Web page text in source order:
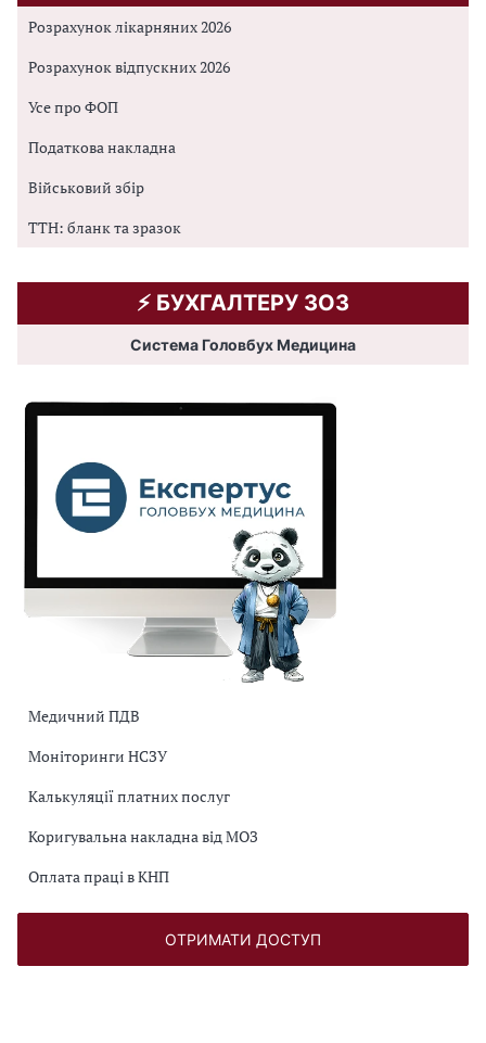
Розрахунок лікарняних 2026
Розрахунок відпускних 2026
Усе про ФОП
Податкова накладна
Військовий збір
ТТН: бланк та зразок
⚡️ БУХГАЛТЕРУ ЗОЗ
Система Головбух Медицина
Медичний ПДВ
Моніторинги НСЗУ
Калькуляції платних послуг
Коригувальна накладна від МОЗ
Оплата праці в КНП
ОТРИМАТИ ДОСТУП